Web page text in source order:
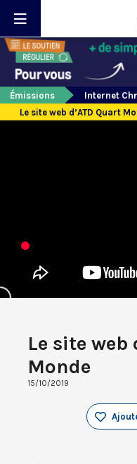
Émissions
Internet
Le site web d’ATD Quart
Le site web
Monde
15/10/2019